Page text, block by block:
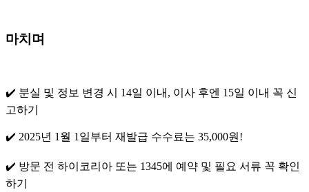
마치며
✔️ 분실 및 정보 변경 시 14일 이내, 이사 후엔 15일 이내 꼭 신
고하기
✔️ 2025년 1월 1일부터 재발급 수수료는 35,000원!
✔️ 방문 전 하이코리아 또는 1345에 예약 및 필요 서류 꼭 확인
하기